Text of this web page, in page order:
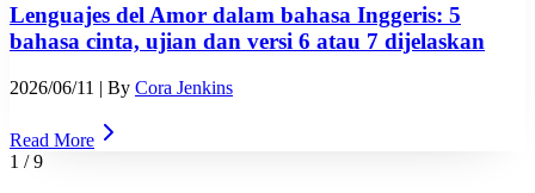
Lenguajes del Amor dalam bahasa Inggeris: 5
bahasa cinta, ujian dan versi 6 atau 7 dijelaskan
2026/06/11 | By Cora Jenkins
Read More
1 /9